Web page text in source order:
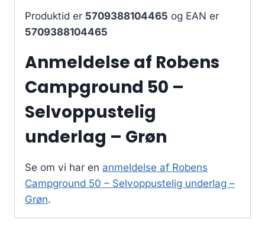
Produktid er 5709388104465 og EAN er
5709388104465
Anmeldelse af Robens
Campground 50 –
Selvoppustelig
underlag – Grøn
Se om vi har en anmeldelse af Robens
Campground 50 – Selvoppustelig underlag –
Grøn.